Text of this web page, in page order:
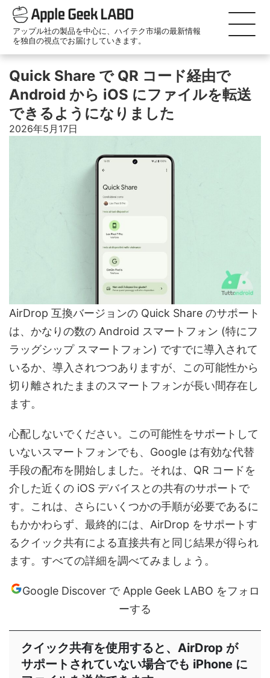
アップル社の製品を中心に、ハイテク市場の最新情報
を独自の視点でお届けしていきます。
Quick Share で QR コード経由で
Android から iOS にファイルを転送
できるようになりました
2026年5月17日
AirDrop 互換バージョンの Quick Share のサポート
は、かなりの数の Android スマートフォン (特にフ
ラッグシップ スマートフォン) ですでに導入されて
いるか、導入されつつありますが、この可能性から
切り離されたままのスマートフォンが長い間存在し
ます。
心配しないでください。この可能性をサポートして
いないスマートフォンでも、Google は有効な代替
手段の配布を開始しました。それは、QR コードを
介した近くの iOS デバイスとの共有のサポートで
す。これは、さらにいくつかの手順が必要であるに
もかかわらず、最終的には、AirDrop をサポートす
るクイック共有による直接共有と同じ結果が得られ
ます。すべての詳細を調べてみましょう。
Google Discover で Apple Geek LABO をフォロ
ーする
クイック共有を使用すると、AirDrop が
サポートされていない場合でも iPhone に